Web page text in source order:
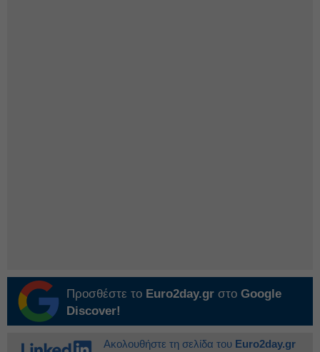
Προσθέστε το Euro2day.gr στο Google
Discover!
Ακολουθήστε τη σελίδα του Euro2day.gr